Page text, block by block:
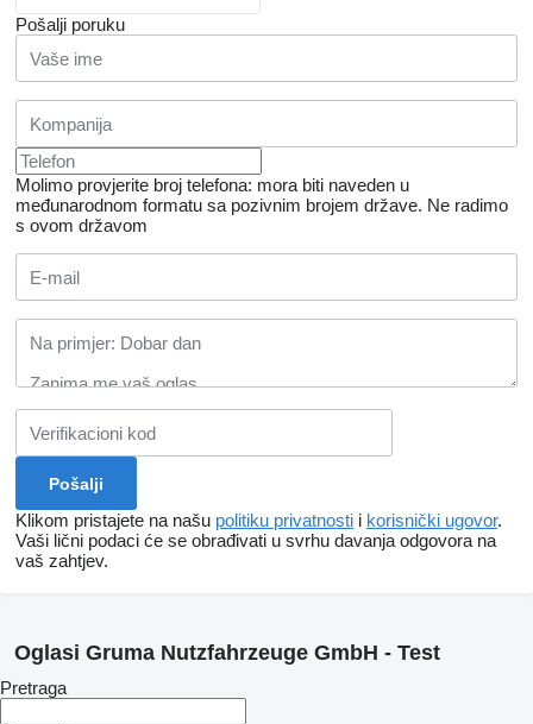
Pošalji poruku
Molimo provjerite broj telefona: mora biti naveden u
međunarodnom formatu sa pozivnim brojem države. Ne radimo
s ovom državom
Klikom pristajete na našu politiku privatnosti i korisnički ugovor.
Vaši lični podaci će se obrađivati ​​u svrhu davanja odgovora na
vaš zahtjev.
Oglasi Gruma Nutzfahrzeuge GmbH - Test
Pretraga